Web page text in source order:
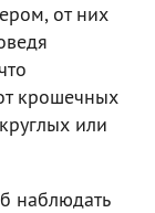
от них
крошечных
или
наблюдать